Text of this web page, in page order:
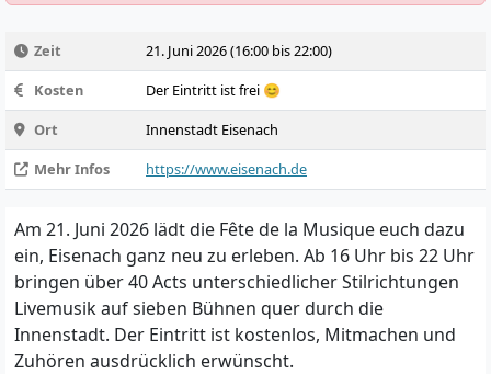
Zeit
21. Juni 2026 (16:00 bis 22:00)
Kosten
Der Eintritt ist frei 😊
Ort
Innenstadt Eisenach
Mehr Infos
https://www.eisenach.de
Am 21. Juni 2026 lädt die Fête de la Musique euch dazu
ein, Eisenach ganz neu zu erleben. Ab 16 Uhr bis 22 Uhr
bringen über 40 Acts unterschiedlicher Stilrichtungen
Livemusik auf sieben Bühnen quer durch die
Innenstadt. Der Eintritt ist kostenlos, Mitmachen und
Zuhören ausdrücklich erwünscht.